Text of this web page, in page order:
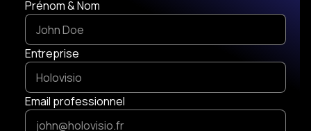
Prénom & Nom
Entreprise
Email professionnel